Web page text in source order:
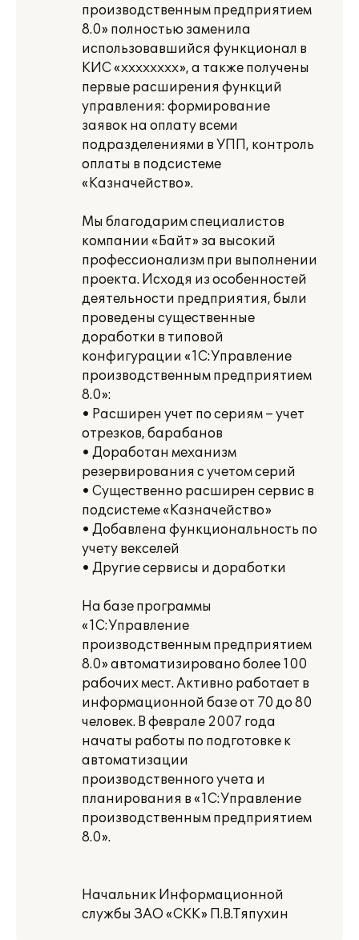
производственным предприятием
8.0» полностью заменила
использовавшийся функционал в
КИС «xxxxxxxx», а также получены
первые расширения функций
управления: формирование
заявок на оплату всеми
подразделениями в УПП, контроль
оплаты в подсистеме
«Казначейство».
Мы благодарим специалистов
компании «Байт» за высокий
профессионализм при выполнении
проекта. Исходя из особенностей
деятельности предприятия, были
проведены существенные
доработки в типовой
конфигурации «1С:Управление
производственным предприятием
8.0»:
• Расширен учет по сериям – учет
отрезков, барабанов
• Доработан механизм
резервирования с учетом серий
• Существенно расширен сервис в
подсистеме «Казначейство»
• Добавлена функциональность по
учету векселей
• Другие сервисы и доработки
На базе программы
«1С:Управление
производственным предприятием
8.0» автоматизировано более 100
рабочих мест. Активно работает в
информационной базе от 70 до 80
человек. В феврале 2007 года
начаты работы по подготовке к
автоматизации
производственного учета и
планирования в «1С:Управление
производственным предприятием
8.0».
Начальник Информационной
службы ЗАО «СКК» П.В.Тяпухин